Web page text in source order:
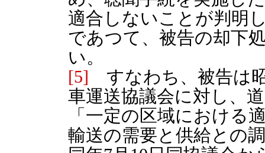
適合しないことが判明
であつて、被告の却下
い。
[5] すなわち、被告は
車運送協議会に対し、
「一定の区域における
輸送の需要と供給との